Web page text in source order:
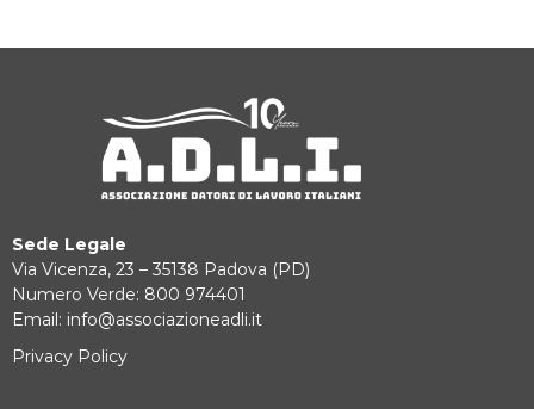
Sede Legale
Via Vicenza, 23 – 35138 Padova (PD)
Numero Verde: 800 974401
Email: info@associazioneadli.it
Privacy Policy